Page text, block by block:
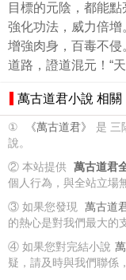
目標的元陰，都能
強化功法，威力倍
增強肉身，百毒不
道路，證道混元！“
萬古道君小說 相關
① 《萬古道君》
是 三
說。
② 本站提供 萬古道君
個人行為，與全站立場
③ 如果您發現 萬古道
的熱心是對我們最大的
④ 如果您對完結小說
疑，請及時與我們聯係